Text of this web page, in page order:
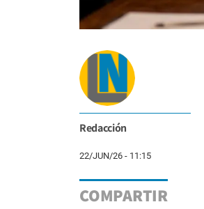
Redacción
22/JUN/26 - 11:15
COMPARTIR